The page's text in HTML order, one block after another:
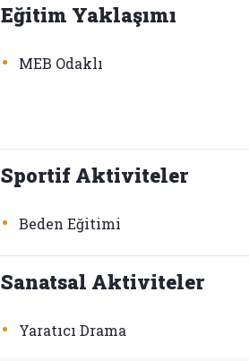
Eğitim Yaklaşımı
• MEB Odaklı
Sportif Aktiviteler
• Beden Eğitimi
Sanatsal Aktiviteler
• Yaratıcı Drama